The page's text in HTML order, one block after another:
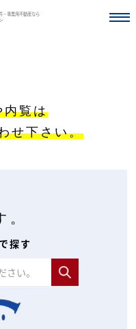
・事業用不動産なら
内覧は
せ下さい。
。
探す